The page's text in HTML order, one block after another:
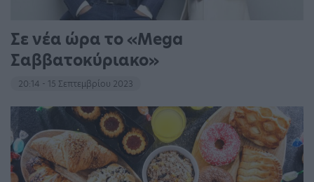
Σε νέα ώρα το «Mega
Σαββατοκύριακο»
20:14 - 15 Σεπτεμβρίου 2023